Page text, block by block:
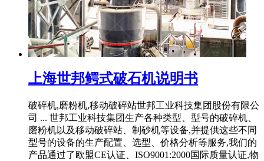
上海世邦鳄式破石机说明书
破碎机,磨粉机,移动破碎站世邦工业科技集团股份有限公
司 ... 世邦工业科技集团生产各种类型、型号的破碎机、
磨粉机以及移动破碎站、制砂机等设备,并提供这些不同
型号的设备的生产配置、选型、价格分析等服务,我们的
产品通过了欧盟CE认证、ISO9001:2000国际质量认证,物